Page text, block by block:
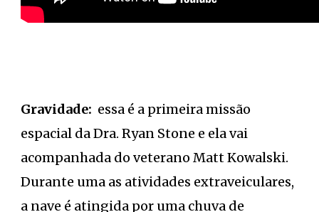
Gravidade: essa é a primeira missão
espacial da Dra. Ryan Stone e ela vai
acompanhada do veterano Matt Kowalski.
Durante uma as atividades extraveiculares,
a nave é atingida por uma chuva de